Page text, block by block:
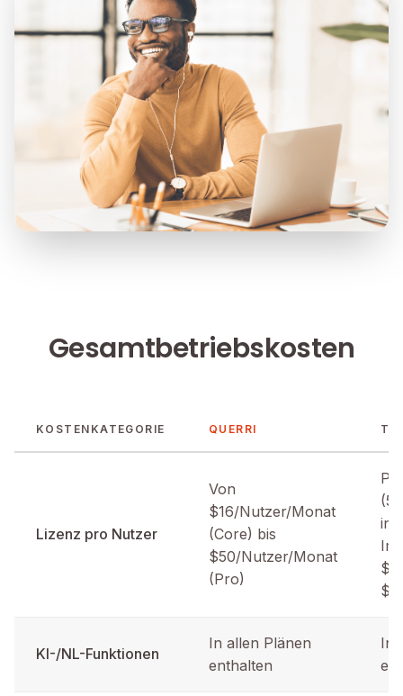
Gesamtbetriebskosten
KOSTENKATEGORIE QUERRI
Lizenz pro Nutzer
Von
$16/Nutzer/Monat
(Core) bis
$50/Nutzer/Monat
(Pro)
(5
KI-/NL-Funktionen
In allen Plänen
enthalten
In